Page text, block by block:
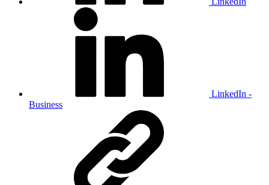
LinkedIn -
Business